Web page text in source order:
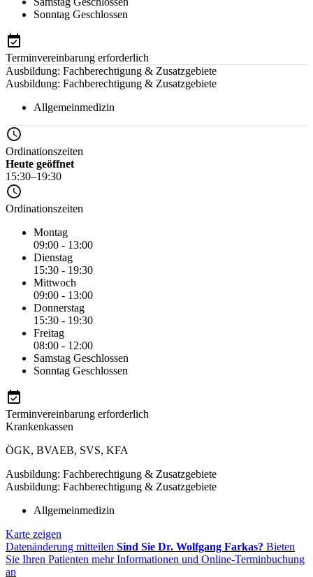
Sonntag Geschlossen
Terminvereinbarung erforderlich
Ausbildung: Fachberechtigung & Zusatzgebiete
Ausbildung: Fachberechtigung & Zusatzgebiete
Allgemeinmedizin
Ordinationszeiten
Heute geöffnet
15:30–19:30
Ordinationszeiten
Montag
09:00 - 13:00
Dienstag
15:30 - 19:30
Mittwoch
09:00 - 13:00
Donnerstag
15:30 - 19:30
Freitag
08:00 - 12:00
Samstag Geschlossen
Sonntag Geschlossen
Terminvereinbarung erforderlich
Krankenkassen
ÖGK, BVAEB, SVS, KFA
Ausbildung: Fachberechtigung & Zusatzgebiete
Ausbildung: Fachberechtigung & Zusatzgebiete
Allgemeinmedizin
Karte zeigen
Datenänderung mitteilen Sind Sie Dr. Wolfgang Farkas? Bieten
Sie Ihren Patienten mehr Informationen und Online-Terminbuchung
an